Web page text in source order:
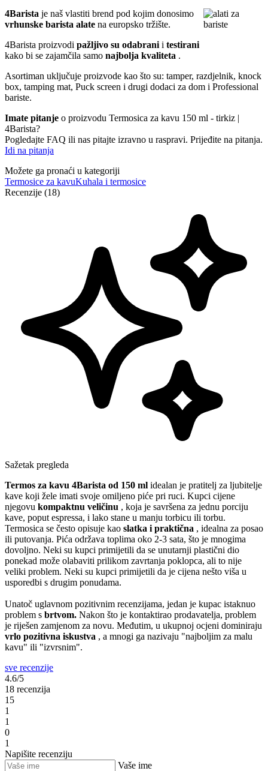
4Barista je naš vlastiti brend pod kojim donosimo
vrhunske barista alate na europsko tržište.
4Barista proizvodi pažljivo su odabrani i testirani
kako bi se zajamčila samo najbolja kvaliteta .
Asortiman uključuje proizvode kao što su: tamper, razdjelnik, knock
box, tamping mat, Puck screen i drugi dodaci za dom i Professional
bariste.
Imate pitanje o proizvodu Termosica za kavu 150 ml - tirkiz |
4Barista?
Pogledajte FAQ ili nas pitajte izravno u raspravi. Prijeđite na pitanja.
Idi na pitanja
Možete ga pronaći u kategoriji
Termosice za kavuKuhala i termosice
Recenzije (18)
Sažetak pregleda
Termos za kavu 4Barista od 150 ml idealan je pratitelj za ljubitelje
kave koji žele imati svoje omiljeno piće pri ruci. Kupci cijene
njegovu kompaktnu veličinu , koja je savršena za jednu porciju
kave, poput espressa, i lako stane u manju torbicu ili torbu.
Termosica se često opisuje kao slatka i praktična , idealna za posao
ili putovanja. Pića održava toplima oko 2-3 sata, što je mnogima
dovoljno. Neki su kupci primijetili da se unutarnji plastični dio
ponekad može olabaviti prilikom zavrtanja poklopca, ali to nije
veliki problem. Neki su kupci primijetili da je cijena nešto viša u
usporedbi s drugim ponudama.
Unatoč uglavnom pozitivnim recenzijama, jedan je kupac istaknuo
problem s brtvom. Nakon što je kontaktirao prodavatelja, problem
je riješen zamjenom za novu. Međutim, u ukupnoj ocjeni dominiraju
vrlo pozitivna iskustva , a mnogi ga nazivaju "najboljim za malu
kavu" ili "izvrsnim".
sve recenzije
4.6/5
18 recenzija
15
1
1
0
1
Napišite recenziju
Vaše ime